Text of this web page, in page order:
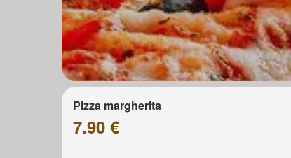
Pizza margherita
7.90 €